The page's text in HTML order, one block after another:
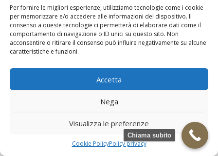
Per fornire le migliori esperienze, utilizziamo tecnologie come i cookie
per memorizzare e/o accedere alle informazioni del dispositivo. Il
consenso a queste tecnologie ci permetterà di elaborare dati come il
comportamento di navigazione o ID unici su questo sito. Non
acconsentire o ritirare il consenso può influire negativamente su alcune
caratteristiche e funzioni.
Accetta
Nega
Visualizza le preferenze
Cookie PolicyPolicy privacy
Realizzazione grafica e Copyright © zeropensieri local web -
Casale Monferrato info@zeropensieri-cloud
Chiama subito